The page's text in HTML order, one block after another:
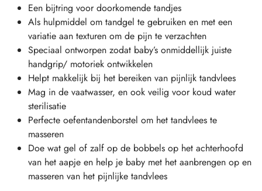
Een bijtring voor doorkomende tandjes
Als hulpmiddel om tandgel te gebruiken en met een
variatie aan texturen om de pijn te verzachten
Speciaal ontworpen zodat baby’s onmiddellijk juiste
handgrip/ motoriek ontwikkelen
Helpt makkelijk bij het bereiken van pijnlijk tandvlees
Mag in de vaatwasser, en ook veilig voor koud water
sterilisatie
Perfecte oefentandenborstel om het tandvlees te
masseren
Doe wat gel of zalf op de bobbels op het achterhoofd
van het aapje en help je baby met het aanbrengen op en
masseren van het pijnlijke tandvlees